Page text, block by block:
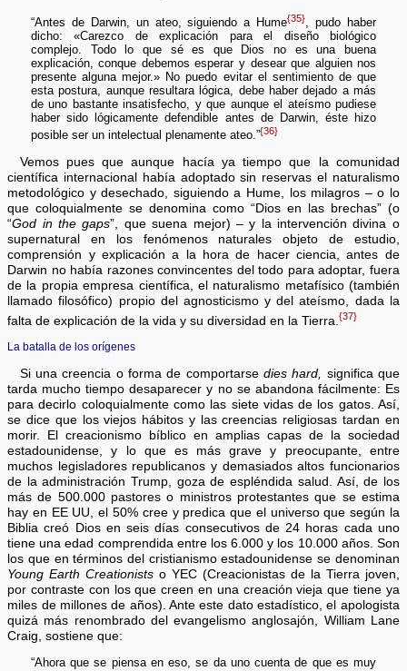
“Antes de Darwin, un ateo, siguiendo a Hume{35}
, pudo haber
dicho: «Carezco de explicación para el diseño biológico
complejo. Todo lo que sé es que Dios no es una buena
explicación, conque debemos esperar y desear que alguien nos
presente alguna mejor.» No puedo evitar el sentimiento de que
esta postura, aunque resultara lógica, debe haber dejado a más
de uno bastante insatisfecho, y que aunque el ateísmo pudiese
haber sido lógicamente defendible antes de Darwin, éste hizo
posible ser un intelectual plenamente ateo.”{36}
Vemos pues que aunque hacía ya tiempo que la comunidad
científica internacional había adoptado sin reservas el naturalismo
metodológico y desechado, siguiendo a Hume, los milagros – o lo
que coloquialmente se denomina como “Dios en las brechas” (o
“God in the gaps”, que suena mejor) – y la intervención divina o
supernatural en los fenómenos naturales objeto de estudio,
comprensión y explicación a la hora de hacer ciencia, antes de
Darwin no había razones convincentes del todo para adoptar, fuera
de la propia empresa científica, el naturalismo metafísico (también
llamado filosófico) propio del agnosticismo y del ateísmo, dada la
falta de explicación de la vida y su diversidad en la Tierra.{37}
La batalla de los orígenes
Si una creencia o forma de comportarse dies hard,
significa que
tarda mucho tiempo desaparecer y no se abandona fácilmente: Es
para decirlo coloquialmente como las siete vidas de los gatos. Así,
se dice que los viejos hábitos y las creencias religiosas tardan en
morir. El creacionismo bíblico en amplias capas de la sociedad
estadounidense, y lo que es más grave y preocupante, entre
muchos legisladores republicanos y demasiados altos funcionarios
de la administración Trump, goza de espléndida salud. Así, de los
más de 500.000 pastores o ministros protestantes que se estima
hay en EE UU, el 50% cree y predica que el universo que según la
Biblia creó Dios en seis días consecutivos de 24 horas cada uno
tiene una edad comprendida entre los 6.000 y los 10.000 años. Son
los que en términos del cristianismo estadounidense se denominan
Young Earth Creationists o YEC (Creacionistas de la Tierra joven,
por contraste con los que creen en una creación vieja que tiene ya
miles de millones de años). Ante este dato estadístico, el apologista
quizá más renombrado del evangelismo anglosajón, William Lane
Craig, sostiene que:
“Ahora que se piensa en eso, se da uno cuenta de que es muy